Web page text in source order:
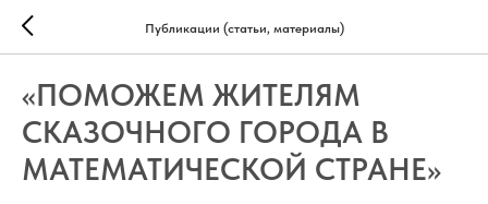
Публикации (статьи, материалы)
«ПОМОЖЕМ ЖИТЕЛЯМ
СКАЗОЧНОГО ГОРОДА В
МАТЕМАТИЧЕСКОЙ СТРАНЕ»